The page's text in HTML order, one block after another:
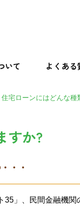
いて よくあ
住宅ローンにはどんな種
すか?
・・
」、民間金融機関